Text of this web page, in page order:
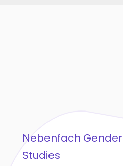
Nebenfach Gender
Studies